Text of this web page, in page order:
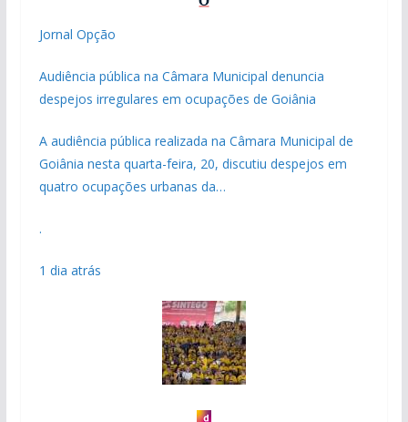
Jornal Opção
Audiência pública na Câmara Municipal denuncia
despejos irregulares em ocupações de Goiânia
A audiência pública realizada na Câmara Municipal de
Goiânia nesta quarta-feira, 20, discutiu despejos em
quatro ocupações urbanas da…
.
1 dia atrás